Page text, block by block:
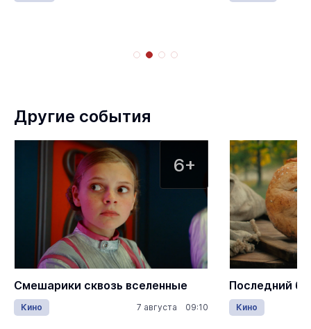
Другие события
09:10
6+
Последний богатырь. Колобок
7 августа 09:30